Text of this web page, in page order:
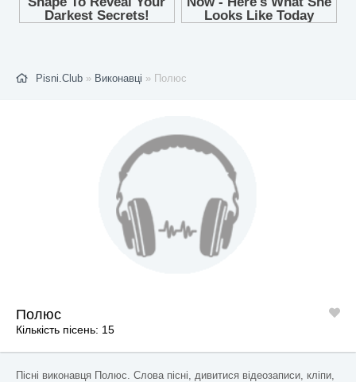
Pisni.Club » Виконавці » Полюс
Полюс
Кількість пісень: 15
Пісні виконавця Полюс. Слова пісні, дивитися відеозаписи, кліпи,